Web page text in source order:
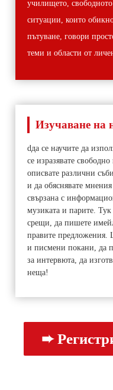
училището,
ситуации, които
пътуване, говори
теми и области от
Изучаване на
dда се научите да
се изразявате
описвате различни
и да обяснявате
свързана с
музиката и парите.
срещи, да пишете
правите предложения.
и писмени покани, да
за интервюта, да
неща!